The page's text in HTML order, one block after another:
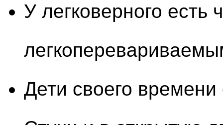
У легковерного есть
Дети своего